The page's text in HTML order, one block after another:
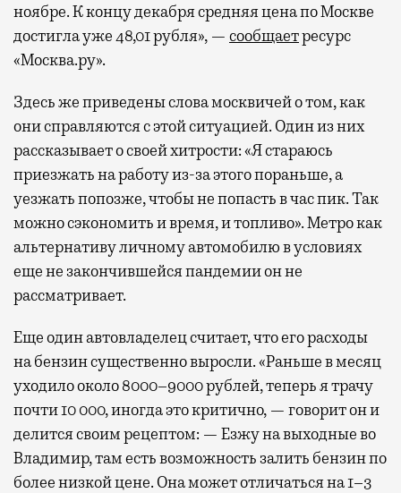
ноябре. К концу декабря средняя цена по Москве
достигла уже 48,01 рубля», — сообщаетресурс
«Москва.ру».
Здесь же приведены слова москвичей о том, как
они справляются с этой ситуацией. Один из них
рассказывает о своей хитрости: «Я стараюсь
приезжать на работу из-за этого пораньше, а
уезжать попозже, чтобы не попасть в час пик. Так
можно сэкономить и время, и топливо». Метро как
альтернативу личному автомобилю в условиях
еще не закончившейся пандемии он не
рассматривает.
Еще один автовладелец считает, что его расходы
на бензин существенно выросли. «Раньше в месяц
уходило около 8000–9000 рублей, теперь я трачу
почти 10 000, иногда это критично, — говорит он и
делится своим рецептом: — Езжу на выходные во
Владимир, там есть возможность залить бензин по
более низкой цене. Она может отличаться на 1–3